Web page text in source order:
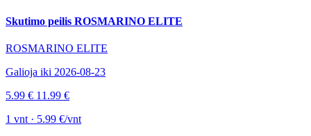
Skutimo peilis ROSMARINO ELITE
ROSMARINO ELITE
Galioja iki 2026-08-23
5.99 € 11.99 €
1 vnt · 5.99 €/vnt